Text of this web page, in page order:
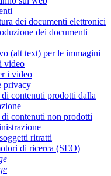
dei documenti elettronici
dei documenti
(alt text) per le immagini
video
i video
privacy
contenuti prodotti dalla
contenuti non prodotti
ritratti
di ricerca (SEO)